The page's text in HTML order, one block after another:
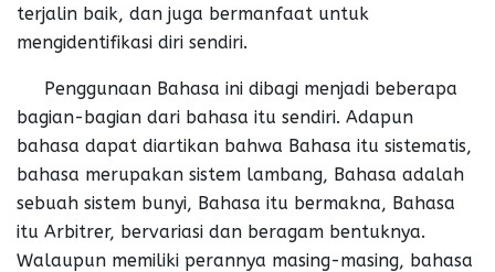
terjalin baik, dan juga bermanfaat untuk
mengidentifikasi diri sendiri.
Penggunaan Bahasa ini dibagi menjadi beberapa
bagian-bagian dari bahasa itu sendiri. Adapun
bahasa dapat diartikan bahwa Bahasa itu sistematis,
bahasa merupakan sistem lambang, Bahasa adalah
sebuah sistem bunyi, Bahasa itu bermakna, Bahasa
itu Arbitrer, bervariasi dan beragam bentuknya.
Walaupun memiliki perannya masing-masing, bahasa